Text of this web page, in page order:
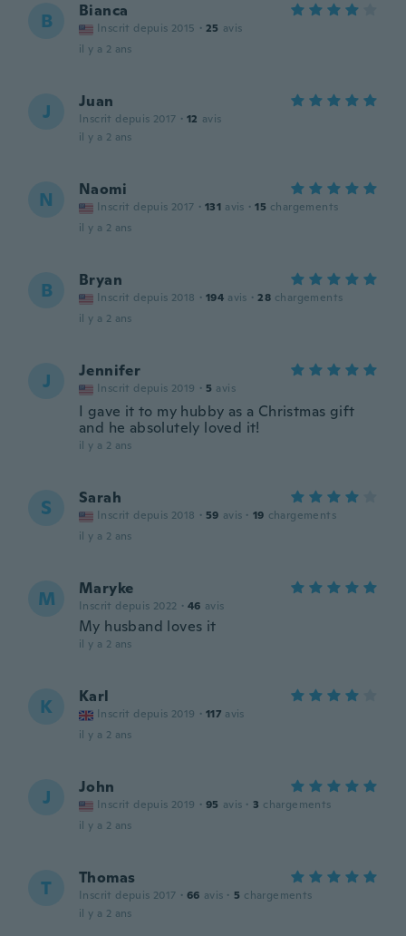
B Bianca
Inscrit depuis 2015 · 25 avis
il y a 2 ans
J Juan
Inscrit depuis 2017 · 12 avis
il y a 2 ans
N Naomi
Inscrit depuis 2017 · 131 avis · 15 chargements
il y a 2 ans
B Bryan
Inscrit depuis 2018 · 194 avis · 28 chargements
il y a 2 ans
J Jennifer
Inscrit depuis 2019 · 5 avis
I gave it to my hubby as a Christmas gift
and he absolutely loved it!
il y a 2 ans
S Sarah
Inscrit depuis 2018 · 59 avis · 19 chargements
il y a 2 ans
M Maryke
Inscrit depuis 2022 · 46 avis
My husband loves it
il y a 2 ans
K Karl
Inscrit depuis 2019 · 117 avis
il y a 2 ans
J John
Inscrit depuis 2019 · 95 avis · 3 chargements
il y a 2 ans
T Thomas
Inscrit depuis 2017 · 66 avis · 5 chargements
il y a 2 ans